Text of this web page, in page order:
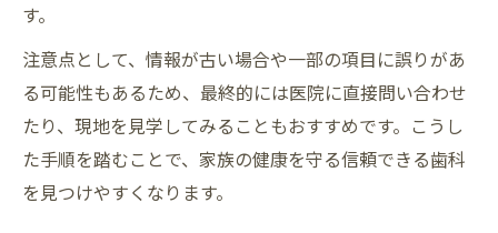
す。
注意点として、情報が古い場合や一部の項目に誤りがあ
る可能性もあるため、最終的には医院に直接問い合わせ
たり、現地を見学してみることもおすすめです。こうし
た手順を踏むことで、家族の健康を守る信頼できる歯科
を見つけやすくなります。